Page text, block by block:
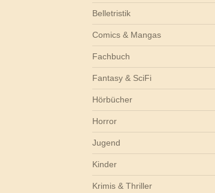
Belletristik
Comics & Mangas
Fachbuch
Fantasy & SciFi
Hörbücher
Horror
Jugend
Kinder
Krimis & Thriller